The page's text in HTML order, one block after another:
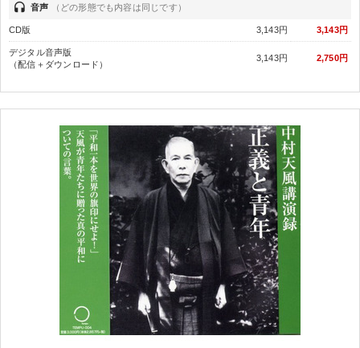
headset 音声 （どの形態でも内容は同じです）
CD版 3,143円 3,143円
デジタル音声版
（配信＋ダウンロード）
3,143円 2,750円